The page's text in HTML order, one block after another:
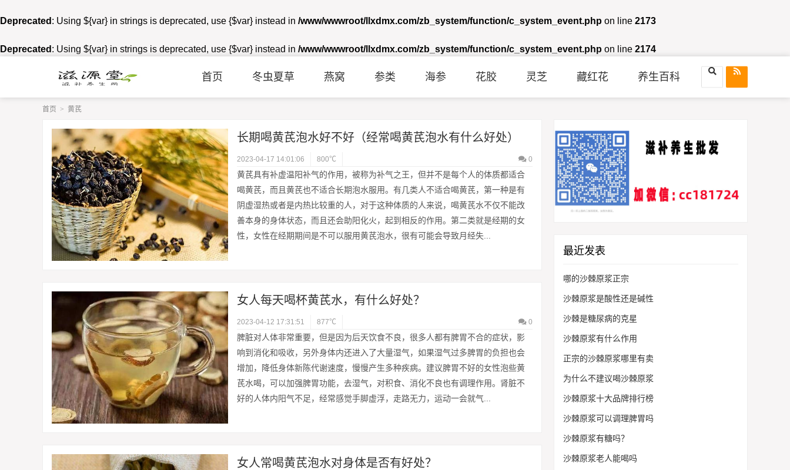
Deprecated : Using ${var} in strings is deprecated, use {$var} instead in /www/wwwroot/llxdmx.com/zb_system/function/c_system_event.php on line 2173
Deprecated : Using ${var} in strings is deprecated, use {$var} instead in /www/wwwroot/llxdmx.com/zb_system/function/c_system_event.php on line 2174
首页 冬虫夏草 燕窝 参类 海参 花胶 灵芝 藏红花 养生百科
首页 > 黄芪
长期喝黄芪泡水好不好（经常喝黄芪泡水有什么好处）
2023-04-17 14:01:06 800℃ 0
黄芪具有补虚温阳补气的作用，被称为补气之王，但并不是每个人的体质都适合
喝黄芪，而且黄芪也不适合长期泡水服用。有几类人不适合喝黄芪，第一种是有
阴虚湿热或者是内热比较重的人，对于这种体质的人来说，喝黄芪水不仅不能改
善本身的身体状态，而且还会助阳化火，起到相反的作用。第二类就是经期的女
性，女性在经期期间是不可以服用黄芪泡水，很有可能会导致月经失...
女人每天喝杯黄芪水，有什么好处？
2023-04-12 17:31:51 877℃ 0
脾脏对人体非常重要，但是因为后天饮食不良，很多人都有脾胃不合的症状，影
响到消化和吸收，另外身体内还进入了大量湿气，如果湿气过多脾胃的负担也会
增加，降低身体新陈代谢速度，慢慢产生多种疾病。建议脾胃不好的女性泡些黄
芪水喝，可以加强脾胃功能，去湿气，对积食、消化不良也有调理作用。肾脏不
好的人体内阳气不足，经常感觉手脚虚浮，走路无力，运动一会就气...
女人常喝黄芪泡水对身体是否有好处？
最近发表
哪的沙棘原浆正宗
沙棘原浆是酸性还是碱性
沙棘是糖尿病的克星
沙棘原浆有什么作用
正宗的沙棘原浆哪里有卖
为什么不建议喝沙棘原浆
沙棘原浆十大品牌排行榜
沙棘原浆可以调理脾胃吗
沙棘原浆有糖吗？
沙棘原浆老人能喝吗